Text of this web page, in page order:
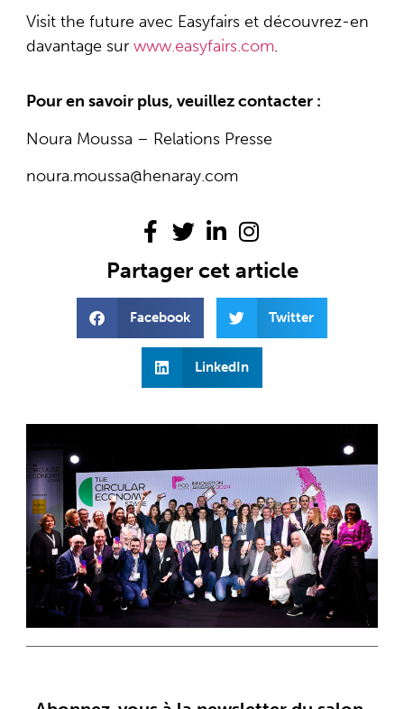
Visit the future avec Easyfairs et découvrez-en
davantage sur www.easyfairs.com.
Pour en savoir plus, veuillez contacter :
Noura Moussa – Relations Presse
noura.moussa@henaray.com
Partager cet article
Facebook Twitter
LinkedIn